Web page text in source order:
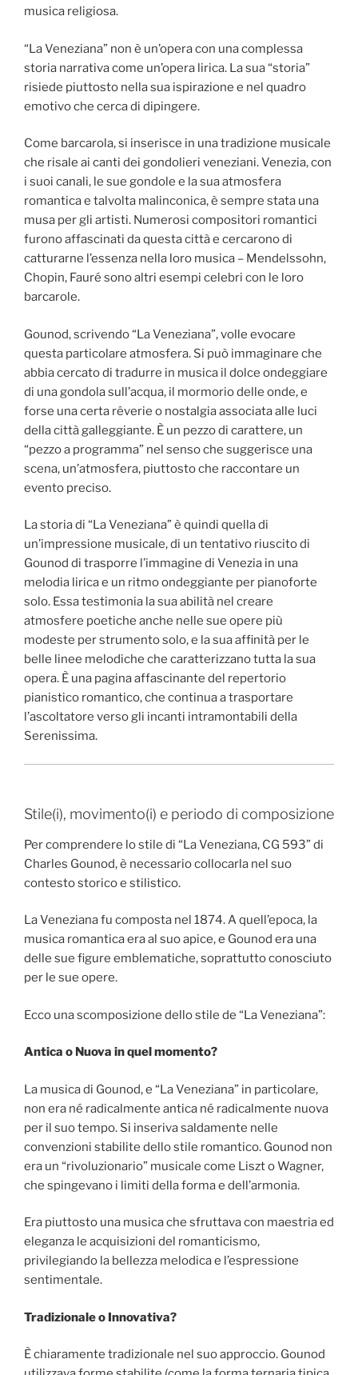
musica religiosa.
“La Veneziana” non è un’opera con una complessa
storia narrativa come un’opera lirica. La sua “storia”
risiede piuttosto nella sua ispirazione e nel quadro
emotivo che cerca di dipingere.
Come barcarola, si inserisce in una tradizione musicale
che risale ai canti dei gondolieri veneziani. Venezia, con
i suoi canali, le sue gondole e la sua atmosfera
romantica e talvolta malinconica, è sempre stata una
musa per gli artisti. Numerosi compositori romantici
furono affascinati da questa città e cercarono di
catturarne l’essenza nella loro musica – Mendelssohn,
Chopin, Fauré sono altri esempi celebri con le loro
barcarole.
Gounod, scrivendo “La Veneziana”, volle evocare
questa particolare atmosfera. Si può immaginare che
abbia cercato di tradurre in musica il dolce ondeggiare
di una gondola sull’acqua, il mormorio delle onde, e
forse una certa rêverie o nostalgia associata alle luci
della città galleggiante. È un pezzo di carattere, un
“pezzo a programma” nel senso che suggerisce una
scena, un’atmosfera, piuttosto che raccontare un
evento preciso.
La storia di “La Veneziana” è quindi quella di
un’impressione musicale, di un tentativo riuscito di
Gounod di trasporre l’immagine di Venezia in una
melodia lirica e un ritmo ondeggiante per pianoforte
solo. Essa testimonia la sua abilità nel creare
atmosfere poetiche anche nelle sue opere più
modeste per strumento solo, e la sua affinità per le
belle linee melodiche che caratterizzano tutta la sua
opera. È una pagina affascinante del repertorio
pianistico romantico, che continua a trasportare
l’ascoltatore verso gli incanti intramontabili della
Serenissima.
Stile(i), movimento(i) e periodo di composizione
Per comprendere lo stile di “La Veneziana, CG 593” di
Charles Gounod, è necessario collocarla nel suo
contesto storico e stilistico.
La Veneziana fu composta nel 1874. A quell’epoca, la
musica romantica era al suo apice, e Gounod era una
delle sue figure emblematiche, soprattutto conosciuto
per le sue opere.
Ecco una scomposizione dello stile de “La Veneziana”:
Antica o Nuova in quel momento?
La musica di Gounod, e “La Veneziana” in particolare,
non era né radicalmente antica né radicalmente nuova
per il suo tempo. Si inseriva saldamente nelle
convenzioni stabilite dello stile romantico. Gounod non
era un “rivoluzionario” musicale come Liszt o Wagner,
che spingevano i limiti della forma e dell’armonia.
Era piuttosto una musica che sfruttava con maestria ed
eleganza le acquisizioni del romanticismo,
privilegiando la bellezza melodica e l’espressione
sentimentale.
Tradizionale o Innovativa?
È chiaramente tradizionale nel suo approccio. Gounod